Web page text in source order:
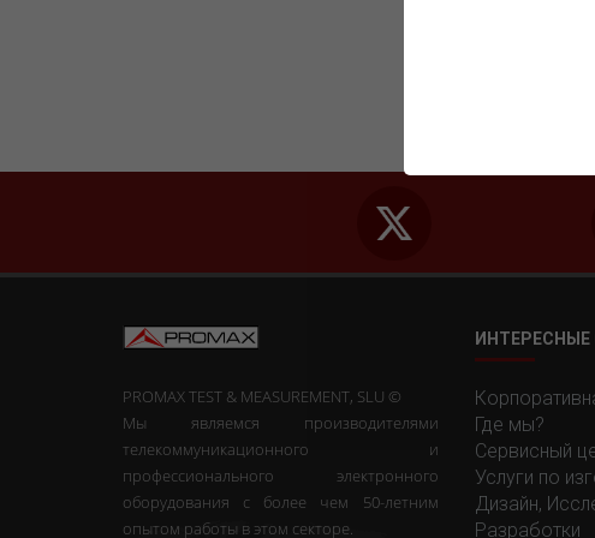
PROMAX TEST & MEASUREMENT, SLU ©
Мы являемся производителями
телекоммуникационного и
профессионального электронного
оборудования с более чем 50-летним
опытом работы в этом секторе.
Где мы?
Сервисный
Услуги по
Дизайн,
Разработки